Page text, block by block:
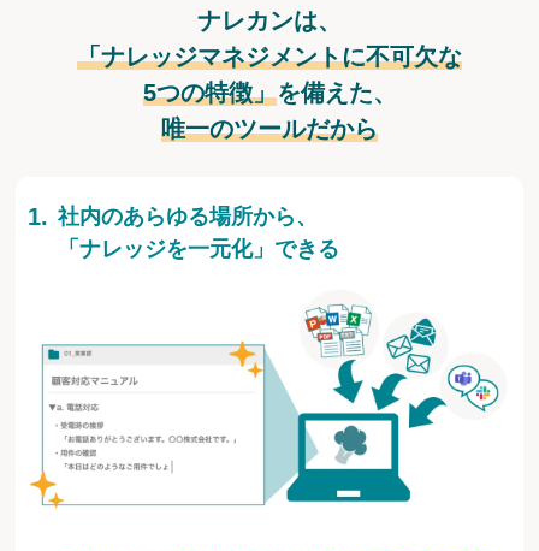
ナレカンは、
「ナレッジマネジメントに不可欠な
5つの特徴」を備えた、
唯一のツールだから
社内のあらゆる場所から、
「ナレッジを一元化」できる